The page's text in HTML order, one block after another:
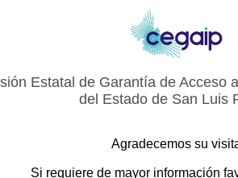
Estatal de Garantía de Acceso
del Estado de San Luis
Agradecemos su
Si requiere de mayor información